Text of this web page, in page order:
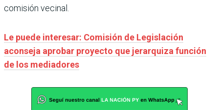
comisión vecinal.
Le puede interesar: Comisión de Legislación
aconseja aprobar proyecto que jerarquiza función
de los mediadores